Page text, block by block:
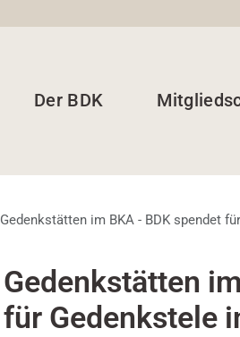
Der BDK
Gedenkstätten im BKA - BDK spendet
Gedenkstätten
für Gedenkstele